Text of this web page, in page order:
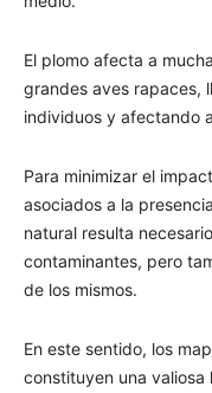
El plomo afecta a
grandes aves rapaces,
individuos y afectando
Para minimizar el
asociados a la
natural resulta
contaminantes, pero
de los mismos.
En este sentido, los
constituyen una